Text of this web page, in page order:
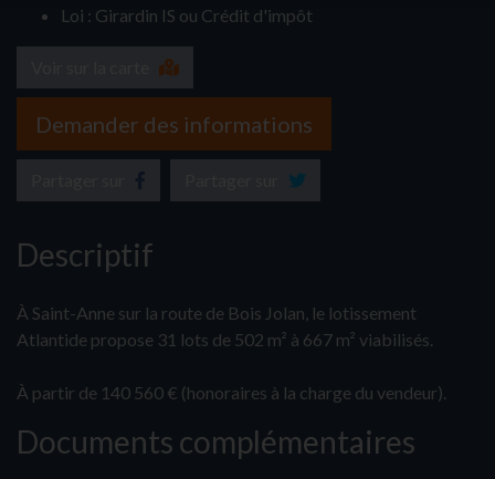
Loi : Girardin IS ou Crédit d'impôt
Demander des informations
Descriptif
À Saint-Anne sur la route de Bois Jolan, le lotissement
Atlantide propose 31 lots de 502 m² à 667 m² viabilisés.
À partir de 140 560 € (honoraires à la charge du vendeur).
Documents complémentaires